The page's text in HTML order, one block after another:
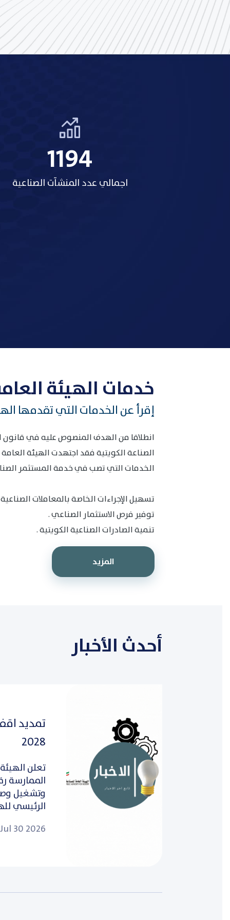
1318
اجمالي عدد المنشآت الصناعية
خدمات الهيئة
إقرأ عن الخدمات التي تقدمها
الصناعة الكويتية فقد اجتهدت الهيئة
الخدمات التي تصب في خدمة المستثمر
تسهيل الإجراءات الخاصة بالمعاملات
توفير فرص الاستثمار الصناعي .
تنمية الصادرات الصناعية الكويتية .
المزيد
أحدث الأخبار
2028
تعلن
وتشغيل
الرئيسي
Jul 30 2026